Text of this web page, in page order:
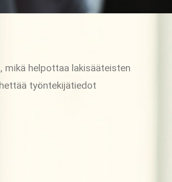
mikä helpottaa lakisääteisten
työntekijätiedot